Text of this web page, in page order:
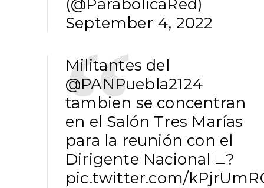
(@ParabolicaRed)
September 4, 2022
Militantes del
@PANPuebla2124
tambien se concentran
en el Salón Tres Marías
para la reunión con el
Dirigente Nacional ◻️?
pic.twitter.com/